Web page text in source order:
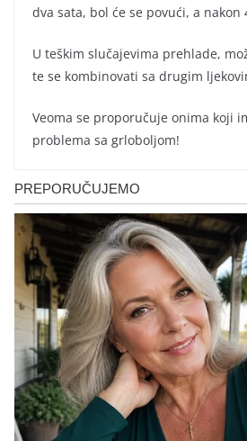
dva sata, bol će se povući, a nakon
U teškim slučajevima prehlade,
te se kombinovati sa drugim
Veoma se proporučuje onima koji
problema sa grloboljom!